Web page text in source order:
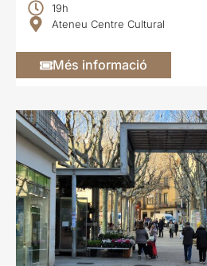
19h
Ateneu Centre Cultural
Més informació